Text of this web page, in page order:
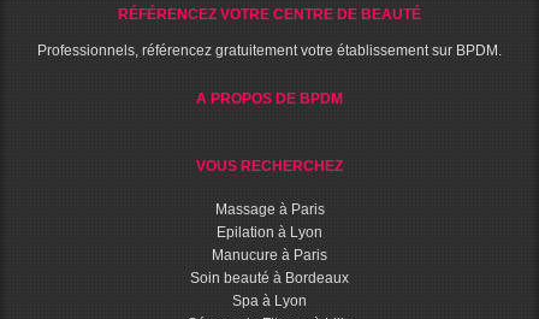
RÉFÉRENCEZ VOTRE CENTRE DE BEAUTÉ
Professionnels, référencez gratuitement votre établissement sur BPDM.
A PROPOS DE BPDM
VOUS RECHERCHEZ
Massage à Paris
Epilation à Lyon
Manucure à Paris
Soin beauté à Bordeaux
Spa à Lyon